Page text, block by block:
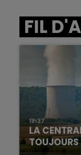
FIL
11h37
LA